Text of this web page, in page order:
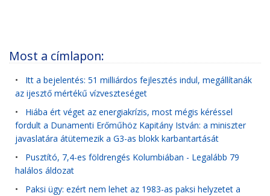
Most a címlapon:
• Itt a bejelentés: 51 milliárdos fejlesztés indul, megállítanák
az ijesztő mértékű vízveszteséget
• Hiába ért véget az energiakrízis, most mégis kéréssel
fordult a Dunamenti Erőműhöz Kapitány István: a miniszter
javaslatára átütemezik a G3-as blokk karbantartását
• Pusztító, 7,4-es földrengés Kolumbiában - Legalább 79
halálos áldozat
• Paksi ügy: ezért nem lehet az 1983-as paksi helyzetet a